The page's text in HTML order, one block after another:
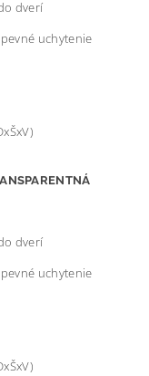
dverí
uchytenie
dverí
uchytenie